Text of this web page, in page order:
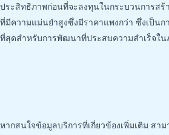
ประสิทธิภาพก่อนที่จะลงทุนในกระบวนการสร้
ที่มีความแม่นยำสูงซึ่งมีราคาแพงกว่า ซึ่งเป็นก
ที่สุดสำหรับการพัฒนาที่ประสบความสำเร็จใน
หากสนใจข้อมูลบริการที่เกี่ยวข้องเพิ่มเติม สาม